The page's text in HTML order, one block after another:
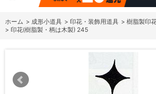
ホーム > 成形小道具 > 印花・装飾用道具 > 樹脂製印
> 印花(樹脂製・柄は木製) 245